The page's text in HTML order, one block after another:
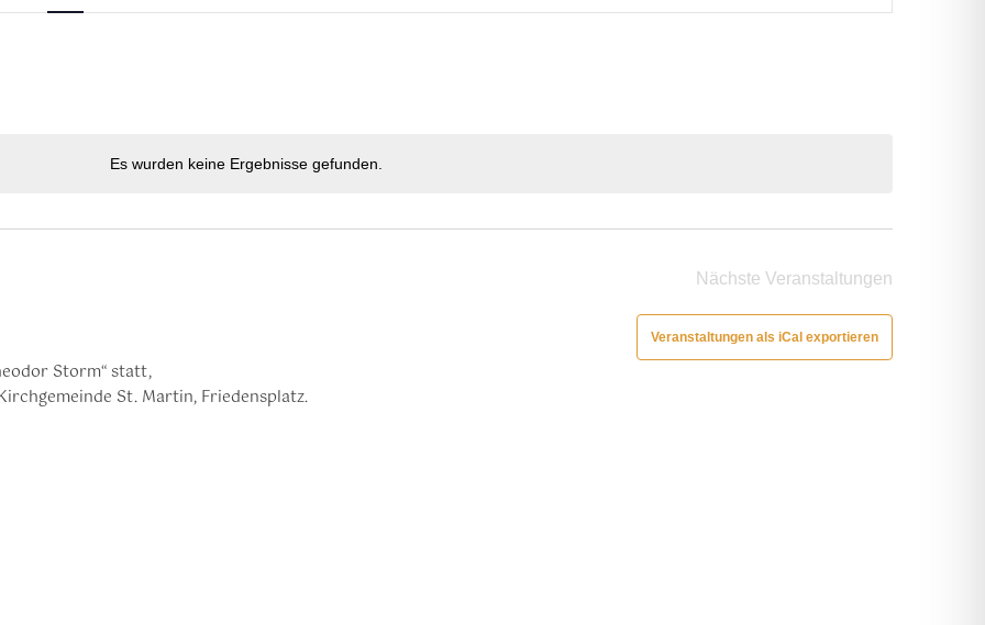
Es wurden keine Ergebnisse gefunden.
Nächste Veranstaltungen
Veranstaltungen als iCal exportieren
Storm“ statt,
St. Martin, Friedensplatz.